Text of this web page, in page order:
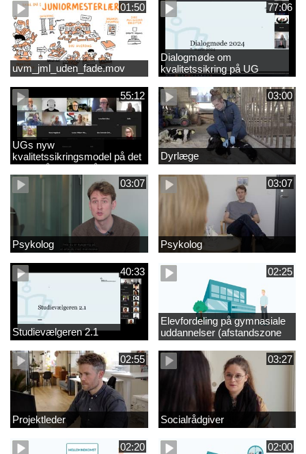
01:50
uvm_jml_uden_fade.mov
77:06
Dialogmøde om
kvalitetssikring på UG
55:12
UGs nyw
kvalitetssikringsmodel på det
videregående område
03:00
Dyrlæge
03:07
Psykolog
03:07
Psykolog
40:33
Studievælgeren 2.1
02:25
Elevfordeling på gymnasiale
uddannelser (afstandszone
redigeret)
02:55
Projektleder
03:27
Socialrådgiver
02:20 02:00